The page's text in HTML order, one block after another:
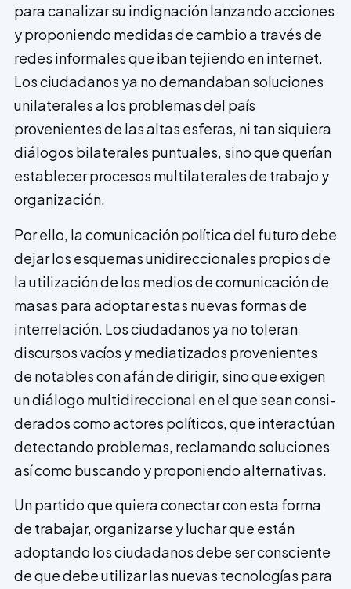
para canalizar su indignación lanzando accio­nes
y proponiendo medidas de cambio a través de
redes informales que iban tejiendo en internet.
Los ciudadanos ya no demandaban soluciones
unilaterales a los problemas del país
provenientes de las altas esferas, ni tan siquiera
diálogos bilaterales puntuales, sino que querían
establecer procesos multilaterales de trabajo y
organización.
Por ello, la comunicación política del futuro debe
dejar los esquemas uni­direccionales propios de
la utilización de los medios de comunicación de
masas para adoptar estas nuevas formas de
interrelación. Los ciudadanos ya no toleran
discursos vacíos y mediatizados provenientes
de notables con afán de dirigir, sino que exigen
un diálogo multidireccional en el que sean consi­
derados como actores políticos, que interactúan
detectando problemas, reclamando soluciones
así como buscando y proponiendo alternativas.
Un partido que quiera conectar con esta forma
de trabajar, organizarse y luchar que están
adoptando los ciudadanos debe ser consciente
de que debe utilizar las nuevas tecnologías para